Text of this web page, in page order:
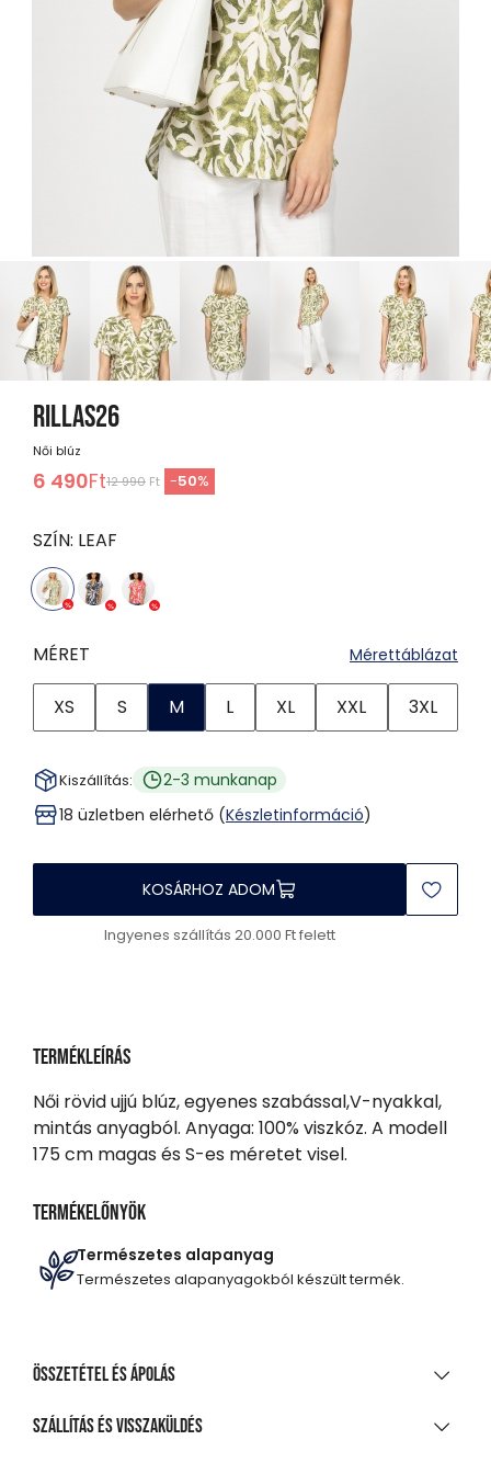
RILLAS26
Női blúz
6 490Ft12 990 Ft -50%
SZÍN: LEAF
MÉRET Mérettáblázat
XS S M L XL XXL 3XL
Kiszállítás:
2-3 munkanap
18 üzletben elérhető (Készletinformáció)
KOSÁRHOZ ADOM
Ingyenes szállítás 20.000 Ft felett
Termékleírás
Női rövid ujjú blúz, egyenes szabással,V-nyakkal,
mintás anyagból. Anyaga: 100% viszkóz. A modell
175 cm magas és S-es méretet visel.
Termékelőnyök
Természetes alapanyag
Természetes alapanyagokból készült termék.
Összetétel és ápolás
ANYAGÖSSZETÉTEL
Szállítás és visszaküldés